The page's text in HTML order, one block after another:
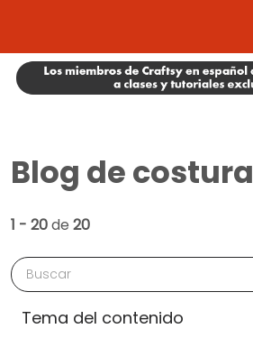
Blog de costura
1 - 20de 20
Buscar
Tema del contenido